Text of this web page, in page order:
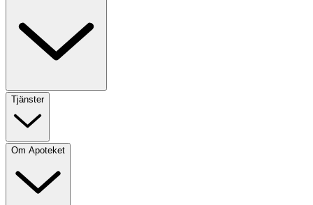
Tjänster
Om Apoteket